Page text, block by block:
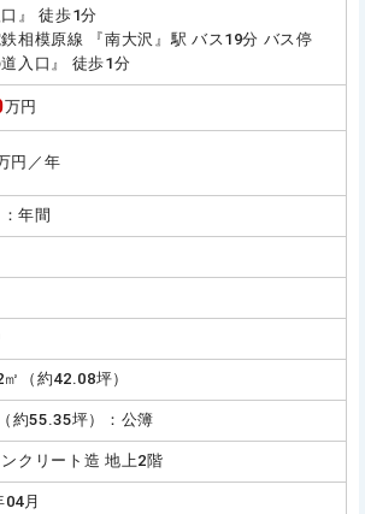
』 徒歩1分
相模原線 『南大沢』駅 バス19分 バス停
道入口』 徒歩1分
万円
円／年
年間
（約42.08坪）
約55.35坪）：公簿
クリート造 地上2階
04月